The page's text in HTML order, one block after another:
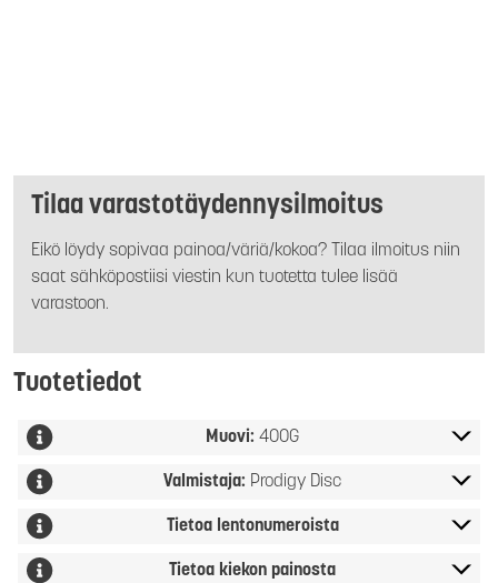
Tilaa varastotäydennysilmoitus
Eikö löydy sopivaa painoa/väriä/kokoa? Tilaa ilmoitus niin
saat sähköpostiisi viestin kun tuotetta tulee lisää
varastoon.
Tuotetiedot
Muovi: 400G
Valmistaja: Prodigy Disc
Tietoa lentonumeroista
Tietoa kiekon painosta